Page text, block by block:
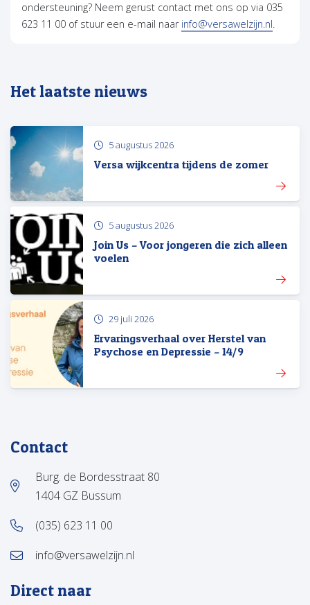
ondersteuning? Neem gerust contact met ons op via 035
623 11 00 of stuur een e-mail naar info@versawelzijn.nl.
Het laatste nieuws
Versa wijkcentra tijdens de zomer
5 augustus 2026
Join Us – Voor jongeren die zich alleen
voelen
5 augustus 2026
Ervaringsverhaal over Herstel van
Psychose en Depressie – 14/9
29 juli 2026
Contact
Burg. de Bordesstraat 80
1404 GZ Bussum
(035) 623 11 00
info@versawelzijn.nl
Direct naar